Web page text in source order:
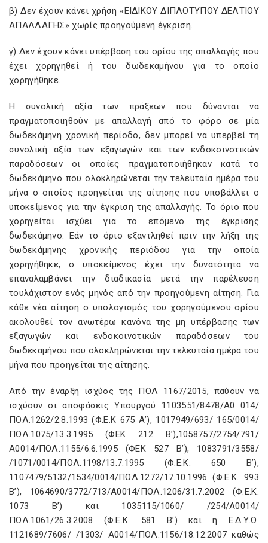
β) Δεν έχουν κάνει χρήση «ΕΙΔΙΚΟΥ ΔΙΠΛΟΤΥΠΟΥ ΔΕΛΤΙΟΥ
ΑΠΑΛΛΑΓΗΣ» χωρίς προηγούμενη έγκριση.
γ) Δεν έχουν κάνει υπέρβαση του ορίου της απαλλαγής που
έχει χορηγηθεί ή του δωδεκαμήνου για το οποίο
χορηγήθηκε.
Η συνολική αξία των πράξεων που δύνανται να
πραγματοποιηθούν με απαλλαγή από το φόρο σε μία
δωδεκάμηνη χρονική περίοδο, δεν μπορεί να υπερβεί τη
συνολική αξία των εξαγωγών και των ενδοκοινοτικών
παραδόσεων οι οποίες πραγματοποιήθηκαν κατά το
δωδεκάμηνο που ολοκληρώνεται την τελευταία ημέρα του
μήνα ο οποίος προηγείται της αίτησης που υποβάλλει ο
υποκείμενος για την έγκριση της απαλλαγής. Το όριο που
χορηγείται ισχύει για το επόμενο της έγκρισης
δωδεκάμηνο. Εάν το όριο εξαντληθεί πριν την λήξη της
δωδεκάμηνης χρονικής περιόδου για την οποία
χορηγήθηκε, ο υποκείμενος έχει την δυνατότητα να
επαναλαμβάνει την διαδικασία μετά την παρέλευση
τουλάχιστον ενός μηνός από την προηγούμενη αίτηση. Για
κάθε νέα αίτηση ο υπολογισμός του χορηγούμενου ορίου
ακολουθεί τον ανωτέρω κανόνα της μη υπέρβασης των
εξαγωγών και ενδοκοινοτικών παραδόσεων του
δωδεκαμήνου που ολοκληρώνεται την τελευταία ημέρα του
μήνα που προηγείται της αίτησης.
Από την έναρξη ισχύος της ΠΟΛ 1167/2015, παύουν να
ισχύουν οι αποφάσεις Υπουργού 1103551/8478/Α0 014/
ΠΟΛ.1262/2.8.1993 (Φ.Ε.Κ 675 Α’), 1017949/693/ 165/0014/
ΠΟΛ.1075/13.3.1995 (ΦΕΚ 212 Β’),1058757/2754/791/
Α0014/ΠΟΛ.1155/6.6.1995 (ΦΕΚ 527 Β’), 1083791/3558/
/1071/0014/ΠΟΛ.1198/13.7.1995 (Φ.Ε.Κ. 650 Β’),
1107479/5132/1534/0014/ΠΟΛ.1272/17.10.1996 (Φ.Ε.Κ. 993
Β’), 1064690/3772/713/Α0014/ΠΟΛ.1206/31.7.2002 (Φ.Ε.Κ.
1073 Β’) και 1035115/1060/ /254/Α0014/
ΠΟΛ.1061/26.3.2008 (Φ.Ε.Κ. 581 Β’) και η Ε.Δ.Υ.Ο.
1121689/7606/ /1303/ Α0014/ΠΟΛ.1156/18.12.2007 καθώς